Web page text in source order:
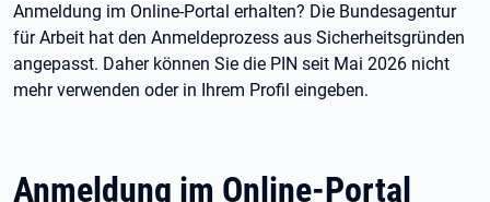
Anmeldung im Online-Portal erhalten? Die Bundesagentur
für Arbeit hat den Anmeldeprozess aus Sicherheitsgründen
angepasst. Daher können Sie die PIN seit Mai 2026 nicht
mehr verwenden oder in Ihrem Profil eingeben.
Anmeldung im Online-Portal